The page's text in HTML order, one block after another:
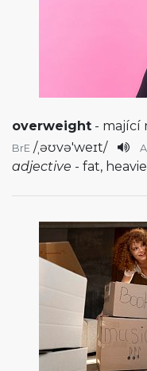
overweight - mající
BrE /ˌəʊvə'weɪt/
adjective - fat,